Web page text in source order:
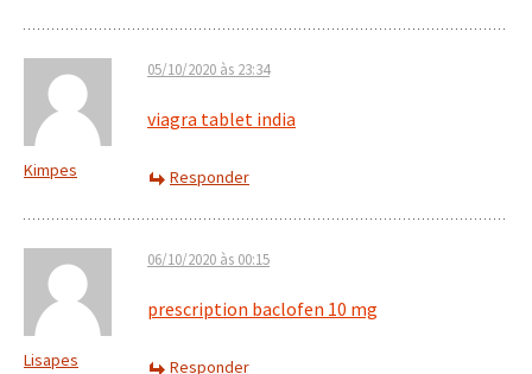
Kimpes
05/10/2020 às 23:34
viagra tablet india
Responder
Lisapes
06/10/2020 às 00:15
prescription baclofen 10 mg
Responder